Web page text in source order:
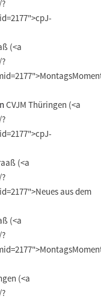
(<a
CVJM Thüringen (<a
(<a
aus dem
(<a
(<a